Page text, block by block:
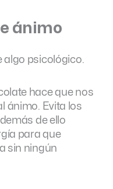
ánimo
algo psicológico.
hace que nos
ánimo. Evita los
de ello
para que
sin ningún